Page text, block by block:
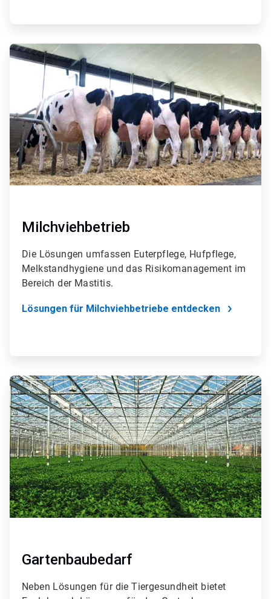
ArticleTile
3
Milchviehbetrieb
Die Lösungen umfassen Euterpflege, Hufpflege,
Melkstandhygiene und das Risikomanagement im
Bereich der Mastitis.
Lösungen für Milchviehbetriebe entdecken
ArticleTile
4
von
4
Gartenbaubedarf
Neben Lösungen für die Tiergesundheit bietet